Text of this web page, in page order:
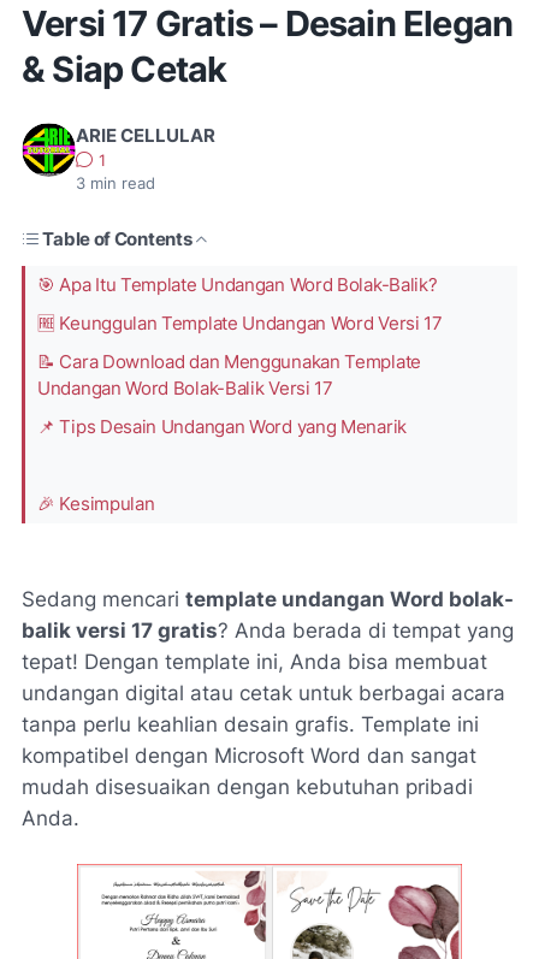
Versi 17 Gratis – Desain Elegan
& Siap Cetak
ARIE CELLULAR
1
3 min read
Table of Contents
🎯 Apa Itu Template Undangan Word Bolak-Balik?
🆓 Keunggulan Template Undangan Word Versi 17
📝 Cara Download dan Menggunakan Template
Undangan Word Bolak-Balik Versi 17
📌 Tips Desain Undangan Word yang Menarik
🎉 Kesimpulan
Sedang mencari template undangan Word bolak-
balik versi 17 gratis? Anda berada di tempat yang
tepat! Dengan template ini, Anda bisa membuat
undangan digital atau cetak untuk berbagai acara
tanpa perlu keahlian desain grafis. Template ini
kompatibel dengan Microsoft Word dan sangat
mudah disesuaikan dengan kebutuhan pribadi
Anda.